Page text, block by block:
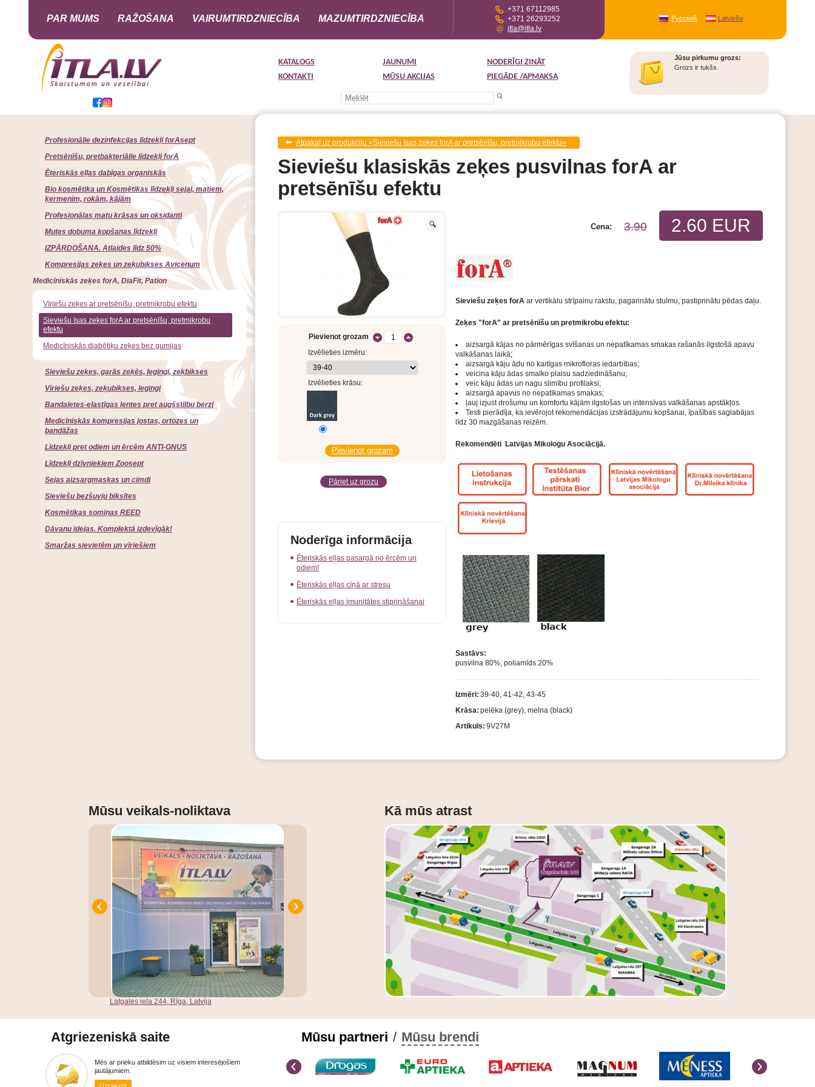
KATALOGS JAUNUMI
NODERĪGI ZINĀT
KONTAKTI
MŪSU AKCIJAS PIEGĀDE /APMAKSA
Jūsu pirkumu grozs:
Grozs ir tukšs.
PAR MUMS RAŽOŠANA VAIRUMTIRDZNIECĪBA MAZUMTIRDZNIECĪBA
+371 67112985
+371 26293252
itla@itla.lv
Русский Latviešu
Atpakaļ uz produkciju «Sieviešu īsas zeķes forA ar pretsēnīšu, pretmikrobu efektu»
Sieviešu klasiskās zeķes pusvilnas forA ar
pretsēnīšu efektu
Pievienot grozam
Izvēlieties izmēru:
Izvēlieties krāsu:
Pāriet uz grozu
Noderīga informācija
Ēteriskās eļļas pasargā no ērcēm un
odiem!
Ēteriskās eļļas cīņā ar stresu
Ēteriskās eļļas imunitātes stiprināšanai
2.60 EUR
3.90
Cena:
Sieviešu zeķes forA ar vertikālu strīpainu rakstu, pagarinātu stulmu, pastiprinātu pēdas daļu.
Zeķes "forA" ar pretsēnīšu un pretmikrobu efektu:
aizsargā kājas no pārmērīgas svīšanas un nepa­tīka­­­­­mas sma­­kas rašanās ilgs­tošā apa­vu
valkāšanas laikā;
aizsargā kāju ādu no kaitīgas mikrofloras iedarbības;
veicina kāju ādas smalko plaisu sadziedināšanu;
veic kāju ādas un nagu slimību profilaksi;
aizsargā apavus no nepatīkamas smakas;
ļauj izjust drošumu un komfortu kājām ilgstošas un inten­sī­vas val­kāšanas apstākļos.
Testi pierādīja, ka ievērojot rekomendācijas izstrādājumu kopšanai, īpašības saglabājas
līdz 30 mazgāšanas reizēm.
Rekomendēti Latvijas Mikologu Asociācijā.
Sastāvs:
pusvilna 80%, poliamīds 20%
Izmēri: 39-40, 41-42, 43-45
Krāsa: pelēka (grey), melna (black)
Artikuls: 9V27M
Profesionālie dezinfekcijas līdzekļi forAsept
Pretsēnīšu, pretbakteriālie līdzekļi forA
Ēteriskās eļļas dabīgas organiskās
Bio kosmētika un Kosmētikas līdzekļi sejai, matiem,
ķermenim, rokām, kājām
Profesionālas matu krāsas un oksidanti
Mutes dobuma kopšanas līdzekļi
IZPĀRDOŠANA. Atlaides līdz 50%
Kompresijas zeķes un zeķubikses Avicenum
Medicīniskās zeķes forA, DiaFit, Pation
Vīriešu zeķes ar pretsēnīšu, pretmikrobu efektu
Sieviešu īsas zeķes forA ar pretsēnīšu, pretmikrobu
efektu
Medicīniskās diabētiķu zeķes bez gumijas
Sieviešu zeķes, garās zeķēs, legingi, zeķbikses
Vīriešu zeķes, zeķubikses, legingi
Bandaletes-elastīgas lentes pret augšstilbu berzi
Medicīniskās kompresijas jostas, ortozes un
bandāžas
Līdzekļi pret odiem un ērcēm ANTI-GNUS
Līdzekļi dzīvniekiem Zoosept
Sejas aizsargmaskas un cimdi
Sieviešu bezšuvju biksītes
Kosmētikas somiņas REED
Dāvanu idejas. Komplektā izdevīgāk!
Smaržas sievietēm un vīriešiem
Mūsu veikals-noliktava
Latgales iela 244, Rīga, Latvija
Kā mūs atrast
Mūsu partneri / Mūsu brendi
Atgriezeniskā saite
Mēs ar prieku atbildēsim uz visiem interesējošiem
jautājumiem.